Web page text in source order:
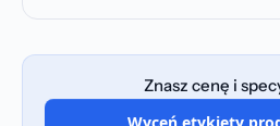
Znasz cenę i